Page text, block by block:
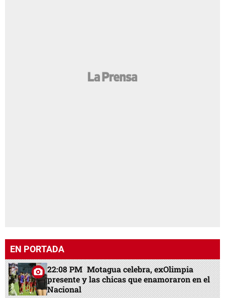
EN PORTADA
22:08 PM Motagua celebra, exOlimpia
presente y las chicas que enamoraron en el
Nacional